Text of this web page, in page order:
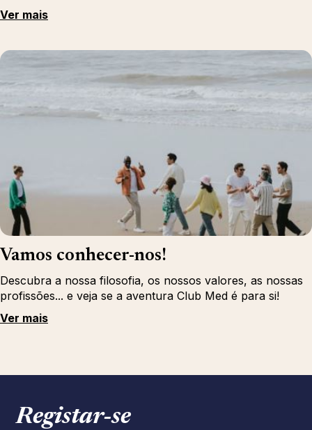
Ver mais
Vamos conhecer-nos!
Descubra a nossa filosofia, os nossos valores, as nossas
profissões... e veja se a aventura Club Med é para si!
Ver mais
Registar‑se